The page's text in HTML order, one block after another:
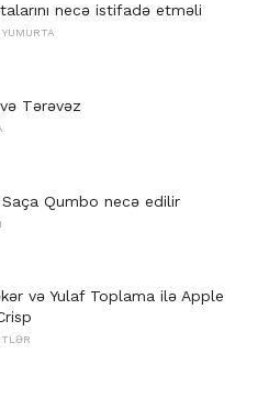
necə istifadə etməli
Tərəvəz
Qumbo necə edilir
və Yulaf Toplama ilə Apple